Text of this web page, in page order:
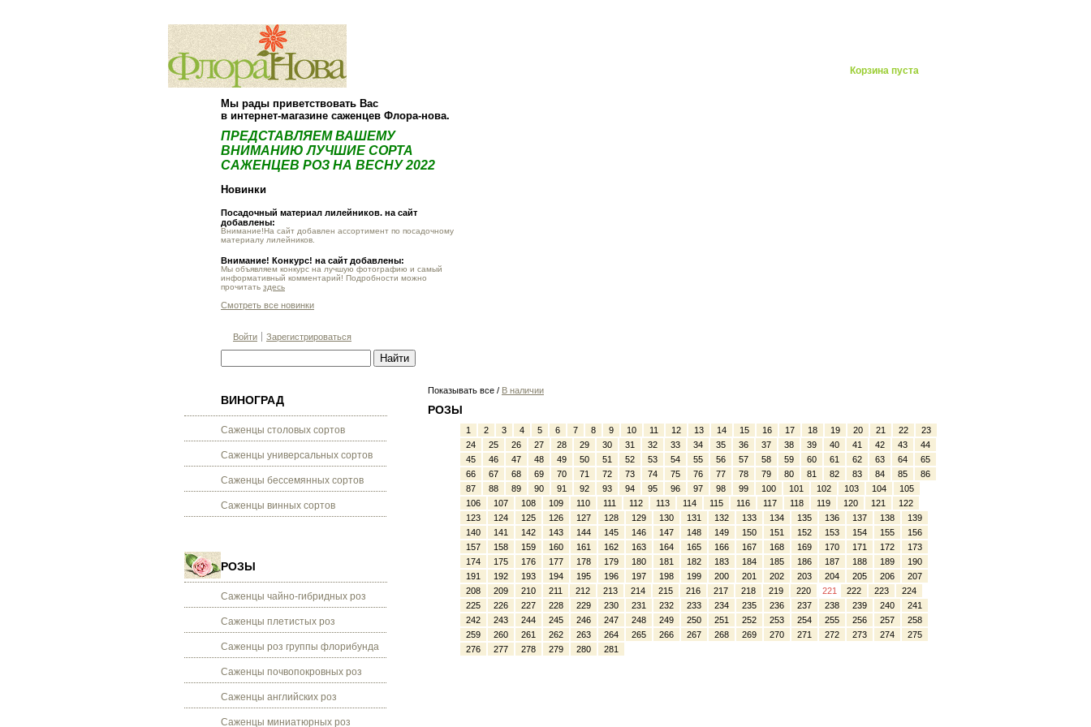
Корзина пуста
Мы рады приветствовать Вас
в интернет-магазине саженцев Флора-нова.
ПРЕДСТАВЛЯЕМ ВАШЕМУ
ВНИМАНИЮ ЛУЧШИЕ СОРТА
САЖЕНЦЕВ РОЗ НА ВЕСНУ 2022
Новинки
Посадочный материал лилейников. на сайт
добавлены:
Внимание!На сайт добавлен ассортимент по посадочному
материалу лилейников.
Внимание! Конкурс! на сайт добавлены:
Мы объявляем конкурс на лучшую фотографию и самый
информативный комментарий! Подробности можно
прочитать здесь
Смотреть все новинки
Войти Зарегистрироваться
ВИНОГРАД
Саженцы столовых сортов
Саженцы универсальных сортов
Саженцы бессемянных сортов
Саженцы винных сортов
РОЗЫ
Саженцы чайно-гибридных роз
Саженцы плетистых роз
Саженцы роз группы флорибунда
Саженцы почвопокровных роз
Саженцы английских роз
Саженцы миниатюрных роз
Показывать все / В наличии
РОЗЫ
1 2 3 4 5 6 7 8 9 10 11 12 13 14 15 16 17 18 19 20 21 22
23
24
25 26 27 28 29 30 31 32 33 34 35 36 37 38 39 40 41 42 43
44
45
46 47 48 49 50 51 52 53 54 55 56 57 58 59 60 61 62 63 64
65
66
67 68 69 70 71 72 73 74 75 76 77 78 79 80 81 82 83 84 85
86
87
88 89 90 91 92 93 94 95 96 97 98 99 100 101 102 103 104
105
106
107 108 109 110 111 112 113 114 115 116 117 118 119 120 121
122
123
124 125 126 127 128 129 130 131 132 133 134 135 136 137 138
139
140
141 142 143 144 145 146 147 148 149 150 151 152 153 154 155
156
157
158 159 160 161 162 163 164 165 166 167 168 169 170 171 172
173
174
175 176 177 178 179 180 181 182 183 184 185 186 187 188 189
190
191
192 193 194 195 196 197 198 199 200 201 202 203 204 205 206
207
208
209 210 211 212 213 214 215 216 217 218 219 220 221 222 223
224
225
226 227 228 229 230 231 232 233 234 235 236 237 238 239 240
241
242
243 244 245 246 247 248 249 250 251 252 253 254 255 256 257
258
259
260 261 262 263 264 265 266 267 268 269 270 271 272 273 274
275
276
277 278 279 280 281